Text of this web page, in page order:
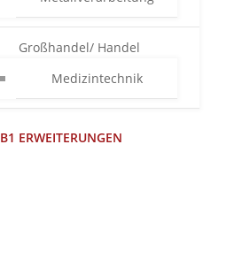
Großhandel/ Handel
Medizintechnik
B1 ERWEITERUNGEN